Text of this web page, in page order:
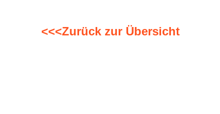
<<<Zurück zur Übersicht